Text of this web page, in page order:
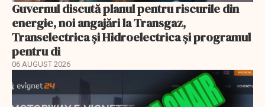
Guvernul discută planul pentru riscurile din
energie, noi angajări la Transgaz,
Transelectrica și Hidroelectrica și programul
pentru di
06 AUGUST 2026